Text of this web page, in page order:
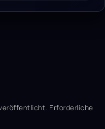
Erforderliche